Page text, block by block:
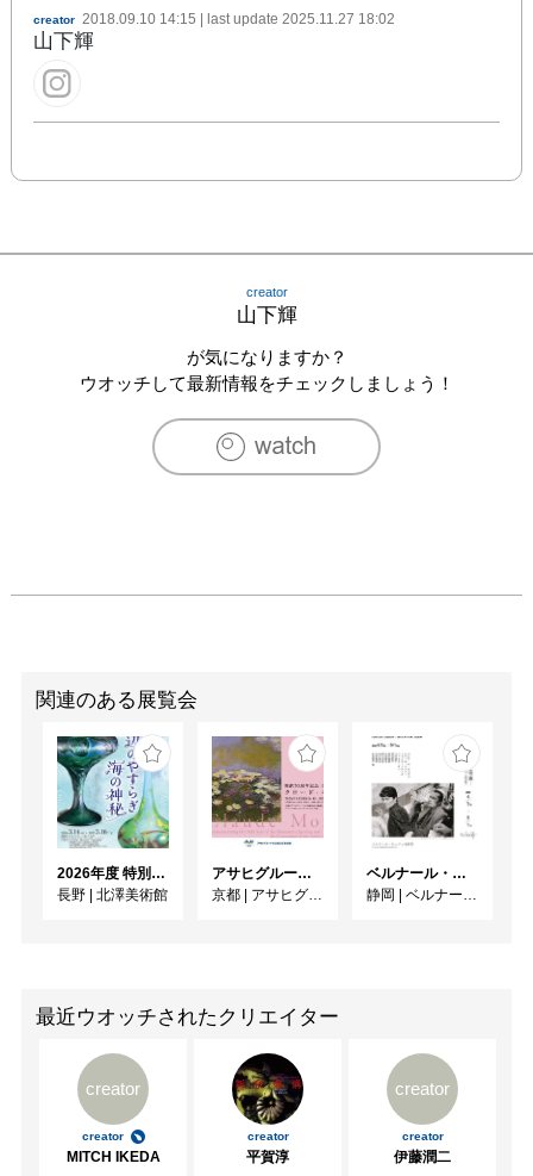
creator 2018.09.10 14:15 | last update 2025.11.27 18:02
山下輝
creator
山下輝
が気になりますか？
ウオッチして最新情報をチェックしましょう！
関連のある展覧会
2026年度 特別展「ガレとドーム、アール･ヌーヴォーのガラス 水辺のやすらぎ、海の神秘」
長野 | 北澤美術館
アサヒグループ大山崎山荘美術館 開館30周年記念展「没後100年 クロード・モネ」
京都 | アサヒグループ大山崎山荘美術館
ベルナール・ビュフェと写真 ーカメラがとらえたビュフェとその時代、そして21 世紀へ
静岡 | ベルナール・ビュフェ美術館
最近ウオッチされたクリエイター
creator
creator
MITCH IKEDA
creator
平賀淳
creator
creator
伊藤潤二